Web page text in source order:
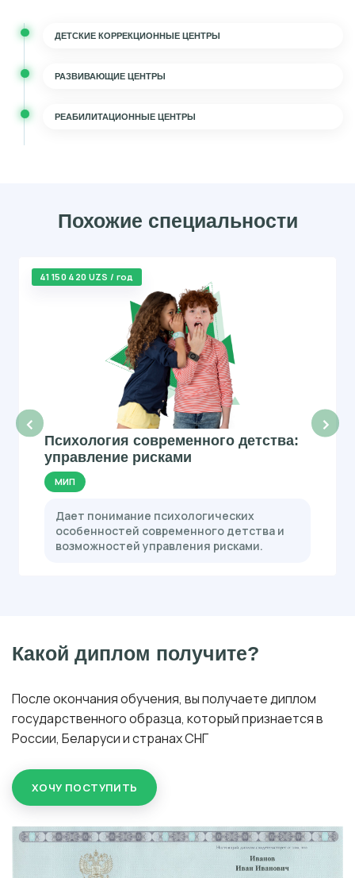
ДЕТСКИЕ КОРРЕКЦИОННЫЕ ЦЕНТРЫ
РАЗВИВАЮЩИЕ ЦЕНТРЫ
РЕАБИЛИТАЦИОННЫЕ ЦЕНТРЫ
Похожие специальности
‹
41 150 420 UZS / год
Психология современного детства:
управление рисками
МИП
Дает понимание психологических
особенностей современного детства и
возможностей управления рисками.
›
Какой диплом получите?
После окончания обучения, вы получаете диплом
государственного образца, который признается в
России, Беларуси и странах СНГ
ХОЧУ ПОСТУПИТЬ